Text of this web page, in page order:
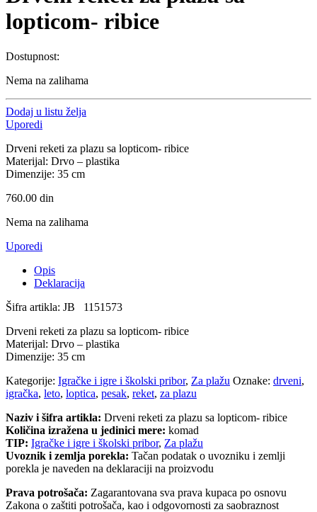
lopticom- ribice
Dostupnost:
Nema na zalihama
Dodaj u listu želja
Uporedi
Drveni reketi za plazu sa lopticom- ribice
Materijal: Drvo – plastika
Dimenzije: 35 cm
760.00 din
Nema na zalihama
Uporedi
Opis
Deklaracija
Šifra artikla: JB 1151573
Drveni reketi za plazu sa lopticom- ribice
Materijal: Drvo – plastika
Dimenzije: 35 cm
Kategorije: Igračke i igre i školski pribor, Za plažu Oznake: drveni,
igračka, leto, loptica, pesak, reket, za plazu
Naziv i šifra artikla: Drveni reketi za plazu sa lopticom- ribice
Količina izražena u jedinici mere: komad
TIP: Igračke i igre i školski pribor, Za plažu
Uvoznik i zemlja porekla: Tačan podatak o uvozniku i zemlji
porekla je naveden na deklaraciji na proizvodu
Prava potrošača: Zagarantovana sva prava kupaca po osnovu
Zakona o zaštiti potrošača, kao i odgovornosti za saobraznost